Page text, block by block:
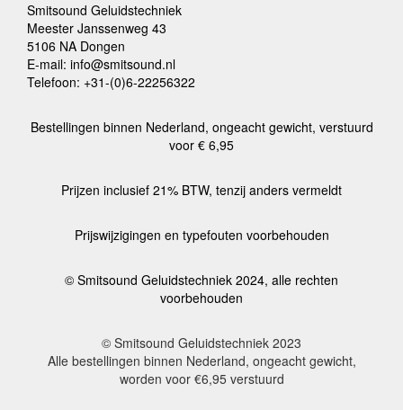
Smitsound Geluidstechniek
Meester Janssenweg 43
5106 NA Dongen
E-mail: info@smitsound.nl
Telefoon: +31-(0)6-22256322
Bestellingen binnen Nederland, ongeacht gewicht, verstuurd
voor € 6,95
Prijzen inclusief 21% BTW, tenzij anders vermeldt
Prijswijzigingen en typefouten voorbehouden
© Smitsound Geluidstechniek 2024, alle rechten
voorbehouden
© Smitsound Geluidstechniek 2023
Alle bestellingen binnen Nederland, ongeacht gewicht,
worden voor €6,95 verstuurd